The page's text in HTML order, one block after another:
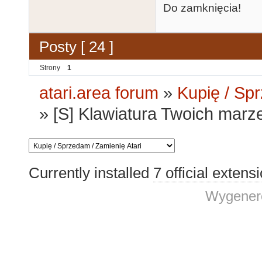
Do zamknięcia!
Posty [ 24 ]
Strony 1
atari.area forum » Kupię /
» [S] Klawiatura Twoich
Currently installed 7 official